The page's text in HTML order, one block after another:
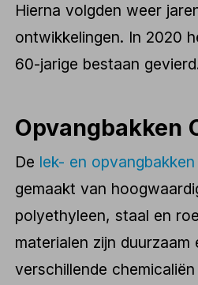
Hierna volgden weer
ontwikkelingen. In 2020
60-jarige bestaan
Opvangbakken
De lek- en opvangbakken
gemaakt van
polyethyleen, staal en
materialen zijn duurzaam
verschillende